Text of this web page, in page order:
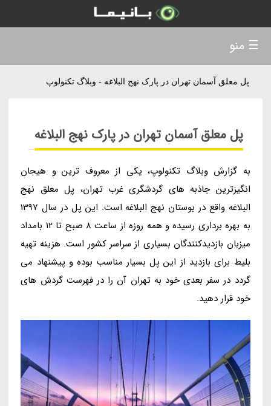
پل معلق آسمان تهران در پارک نهج البلاغه - وبلاگ تکنولوپ
پل معلق آسمان تهران در پارک نهج البلاغه
به گزارش وبلاگ تکنولوپ، یکی از معروف ترین و هیجان
انگیزترین جاذبه های گردشگری غرب تهران، پل معلق نهج
البلاغه واقع در بوستان نهج البلاغه است. این پل در سال 1397
به بهره برداری رسیده و همه روزه از ساعت 8 صبح تا 12 بامداد
میزبان بازدیدکنندگان بسیاری از سراسر کشور است. هزینه تهیه
بلیط برای بازدید از این پل بسیار مناسب بوده و پیشنهاد می
گردد در سفر بعدی خود به تهران آن را در فهرست گردش های
خود قرار دهید.
☰ منو